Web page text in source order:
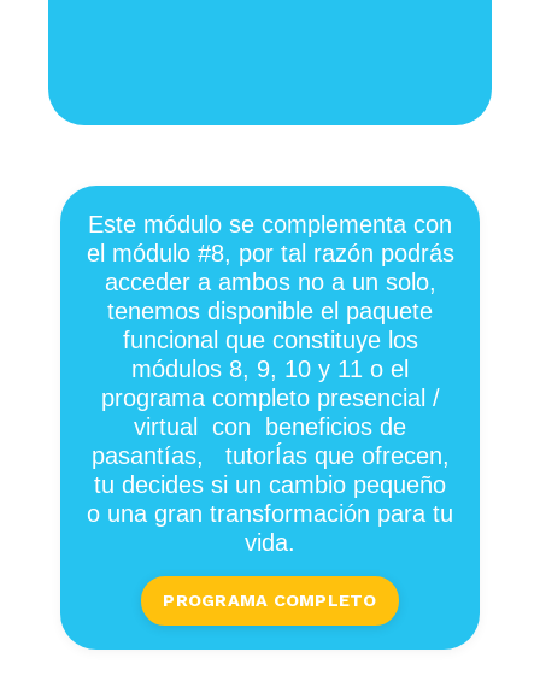
Este módulo se complementa con
el módulo #8, por tal razón podrás
acceder a ambos no a un solo,
tenemos disponible el paquete
funcional que constituye los
módulos 8, 9, 10 y 11 o el
programa completo presencial /
virtual
con
beneficios de
pasantías,
tutorÍas que ofrecen,
tu decides si un cambio pequeño
o una gran transformación para tu
vida.
PROGRAMA COMPLETO